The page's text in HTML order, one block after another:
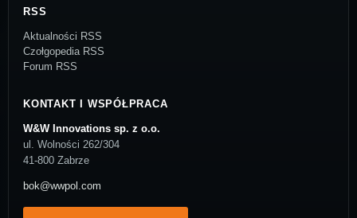
RSS
Aktualności RSS
Czołgopedia RSS
Forum RSS
KONTAKT I WSPÓŁPRACA
W&W Innovations sp. z o.o.
ul. Wolności 262/304
41-800 Zabrze
bok@wwpol.com